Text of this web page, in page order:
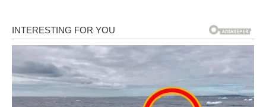
U ljubavi, Lavovi doživljavaju emotivni preporod – neko
vam pokazuje koliko ste važni, a ako ste slobodni,
očekujte iznenadan susret koji vas vraća u igru srca.
Zvezde vas pozivaju da budete hrabri i da ne potiskujete
emocije. Danas vam sudbina vraća sve što ste